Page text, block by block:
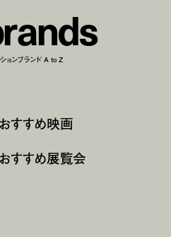
rands
ションブランド A to Z
すすめ映画
すすめ展覧会